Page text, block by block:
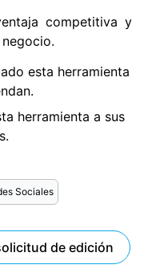
competitiva y
esta herramienta
herramienta a sus
Sociales
de edición